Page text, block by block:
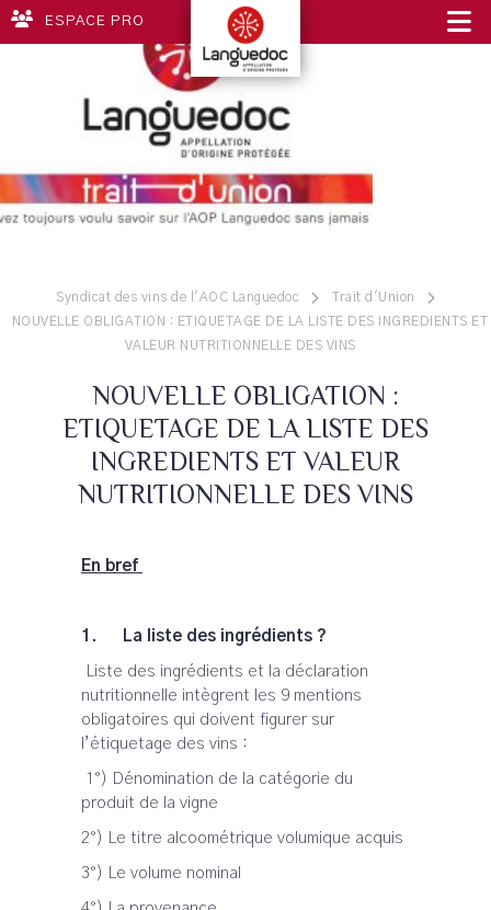
ESPACE PRO
Syndicat des vins de l'AOC Languedoc
Trait d'Union
NOUVELLE OBLIGATION : ETIQUETAGE DE LA LISTE DES INGREDIENTS ET
VALEUR NUTRITIONNELLE DES VINS
NOUVELLE OBLIGATION :
ETIQUETAGE DE LA LISTE DES
INGREDIENTS ET VALEUR
NUTRITIONNELLE DES VINS
En bref
1. La liste des ingrédients ?
Liste des ingrédients et la déclaration
nutritionnelle intègrent les 9 mentions
obligatoires qui doivent figurer sur
l’étiquetage des vins :
1°) Dénomination de la catégorie du
produit de la vigne
2°) Le titre alcoométrique volumique acquis
3°) Le volume nominal